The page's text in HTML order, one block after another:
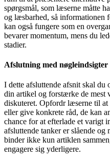
spørgsmål, som læserne måtte
og læsbarhed, så informationen
kan også fungere som en
bevarer momentum, mens du
stadier.
Afslutning med nøgleindsigter
I dette afsluttende afsnit skal du
din artikel og forstærke de mest
diskuteret. Opfordr læserne til
eller give konkrete råd, de kan
chance for at efterlade et varigt
afsluttende tanker er slående
binder ikke kun artiklen
engagere sig yderligere.